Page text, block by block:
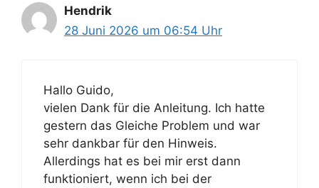
Hendrik
28 Juni 2026 um 06:54 Uhr
Hallo Guido,
vielen Dank für die Anleitung. Ich hatte
gestern das Gleiche Problem und war
sehr dankbar für den Hinweis.
Allerdings hat es bei mir erst dann
funktioniert, wenn ich bei der